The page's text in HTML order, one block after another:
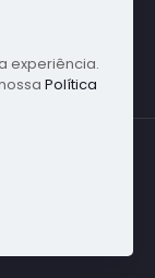
1641 -
experiência.
Política